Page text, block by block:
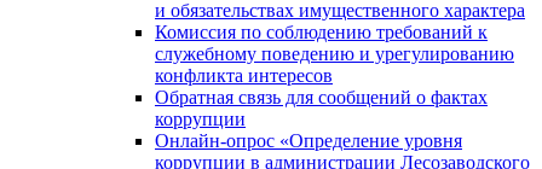
и обязательствах имущественного характера
Комиссия по соблюдению требований к
служебному поведению и урегулированию
конфликта интересов
Обратная связь для сообщений о фактах
коррупции
Онлайн-опрос «Определение уровня
коррупции в администрации Лесозаводского